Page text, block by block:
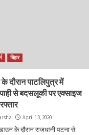
बिहार
दौरान पाटलिपुत्र में
से बदसलूकी पर एक्साइज
April 13, 2020
के दौरान राजधानी पटना से